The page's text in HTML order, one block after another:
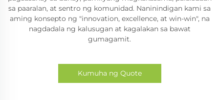
sa paaralan, at sentro ng komunidad. Naninindigan kami sa
aming konsepto ng "innovation, excellence, at win-win", na
nagdadala ng kalusugan at kagalakan sa bawat
gumagamit.
Kumuha ng Quote